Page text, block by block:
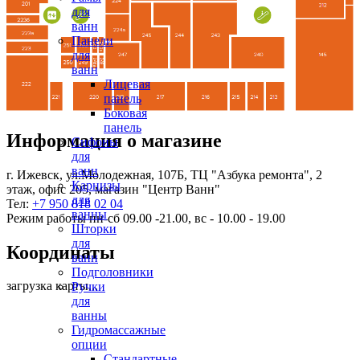
для
ванн
Панели
для
ванн
Лицевая
панель
Боковая
панель
Сифоны
для
ванн
Карнизы
для
ванны
Шторки
для
ванн
Подголовники
Ручки
для
ванны
Гидромассажные
опции
Информация о магазине
г. Ижевск, ул.Молодежная, 107Б, ТЦ "Азбука ремонта", 2
этаж, офис 205, магазин "Центр Ванн"
Тел: +7 950 818 02 04
Режим работы пн-сб 09.00 -21.00, вс - 10.00 - 19.00
Координаты
загрузка карты...